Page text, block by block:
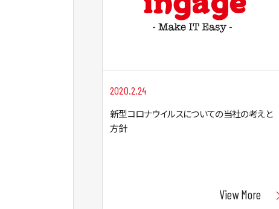
2020.2.24
新型コロナウイルスについての当社の考えと
方針
View More